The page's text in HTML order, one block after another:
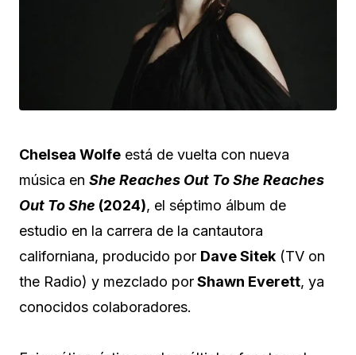
Chelsea Wolfe está de vuelta con nueva
música en She Reaches Out To She Reaches
Out To She (2024), el séptimo álbum de
estudio en la carrera de la cantautora
californiana, producido por Dave Sitek (TV on
the Radio) y mezclado porShawn Everett, ya
conocidos colaboradores.